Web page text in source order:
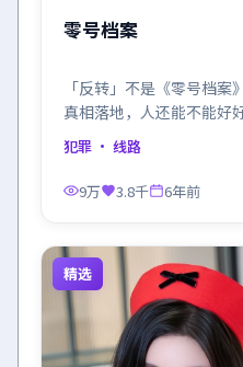
零号档案
「反转」不是《零号档
真相落地，人还能不能好
犯罪 · 线路
9万 3.8千 6年前
精选